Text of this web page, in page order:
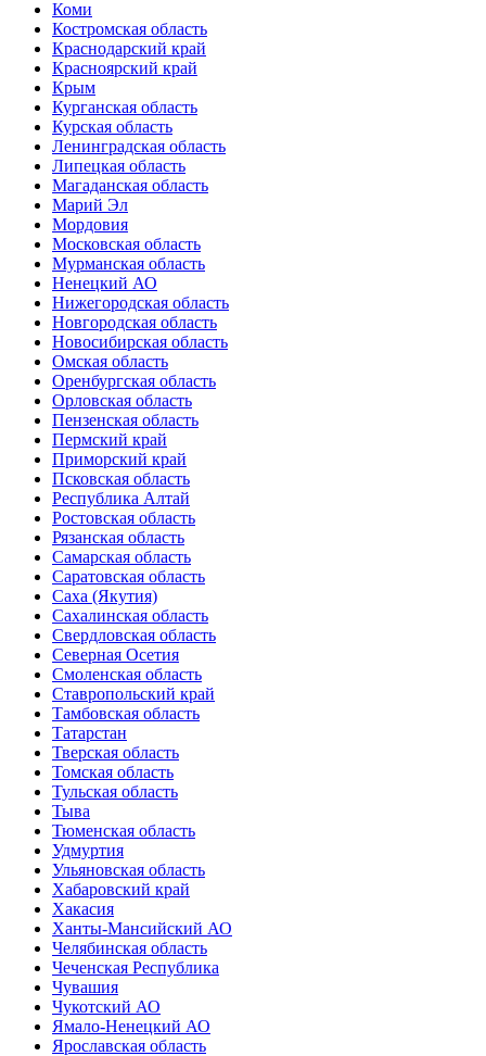
Коми
Костромская область
Краснодарский край
Красноярский край
Крым
Курганская область
Курская область
Ленинградская область
Липецкая область
Магаданская область
Марий Эл
Мордовия
Московская область
Мурманская область
Ненецкий АО
Нижегородская область
Новгородская область
Новосибирская область
Омская область
Оренбургская область
Орловская область
Пензенская область
Пермский край
Приморский край
Псковская область
Республика Алтай
Ростовская область
Рязанская область
Самарская область
Саратовская область
Саха (Якутия)
Сахалинская область
Свердловская область
Северная Осетия
Смоленская область
Ставропольский край
Тамбовская область
Татарстан
Тверская область
Томская область
Тульская область
Тыва
Тюменская область
Удмуртия
Ульяновская область
Хабаровский край
Хакасия
Ханты-Мансийский АО
Челябинская область
Чеченская Республика
Чувашия
Чукотский АО
Ямало-Ненецкий АО
Ярославская область